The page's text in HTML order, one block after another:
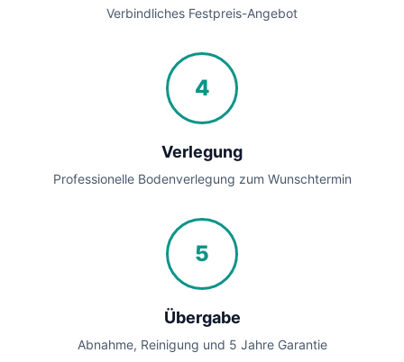
Verbindliches Festpreis-Angebot
4
Verlegung
Professionelle Bodenverlegung zum Wunschtermin
5
Übergabe
Abnahme, Reinigung und 5 Jahre Garantie